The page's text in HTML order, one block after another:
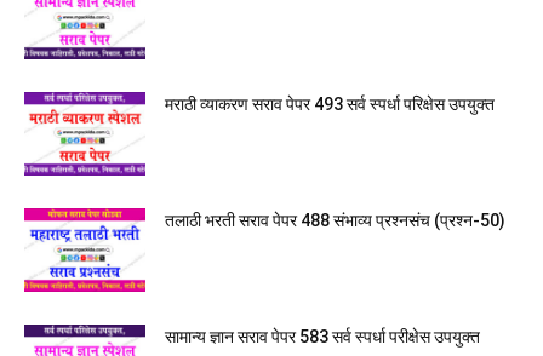
मराठी व्याकरण सराव पेपर 493 सर्व स्पर्धा परिक्षेस उपयुक्त
तलाठी भरती सराव पेपर 488 संभाव्य प्रश्नसंच (प्रश्न-50)
सामान्य ज्ञान सराव पेपर 583 सर्व स्पर्धा परीक्षेस उपयुक्त